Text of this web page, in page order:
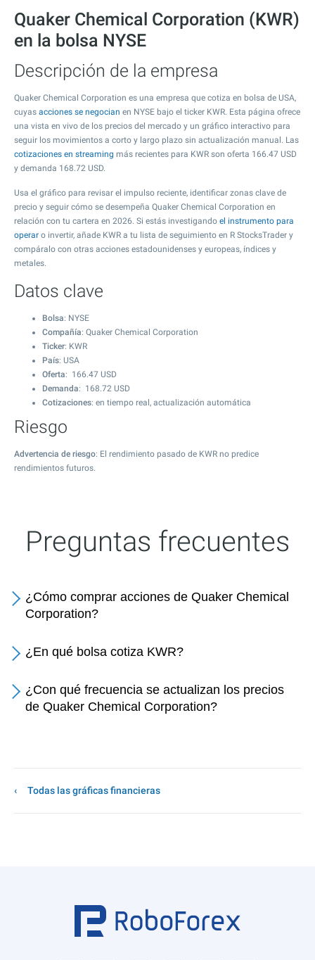
Quaker Chemical Corporation (KWR)
en la bolsa NYSE
Descripción de la empresa
Quaker Chemical Corporation es una empresa que cotiza en bolsa de USA,
cuyas acciones se negocian en NYSE bajo el ticker KWR. Esta página ofrece
una vista en vivo de los precios del mercado y un gráfico interactivo para
seguir los movimientos a corto y largo plazo sin actualización manual. Las
cotizaciones en streaming más recientes para KWR son oferta 166.47 USD
y demanda 168.72 USD.
Usa el gráfico para revisar el impulso reciente, identificar zonas clave de
precio y seguir cómo se desempeña Quaker Chemical Corporation en
relación con tu cartera en 2026. Si estás investigando el instrumento para
operar o invertir, añade KWR a tu lista de seguimiento en R StocksTrader y
compáralo con otras acciones estadounidenses y europeas, índices y
metales.
Datos clave
Bolsa: NYSE
Compañía: Quaker Chemical Corporation
Ticker: KWR
País: USA
Oferta: 166.47 USD
Demanda: 168.72 USD
Cotizaciones: en tiempo real, actualización automática
Riesgo
Advertencia de riesgo: El rendimiento pasado de KWR no predice
rendimientos futuros.
Preguntas frecuentes
¿Cómo comprar acciones de Quaker Chemical
Corporation?
¿En qué bolsa cotiza KWR?
¿Con qué frecuencia se actualizan los precios
de Quaker Chemical Corporation?
Todas las gráficas financieras